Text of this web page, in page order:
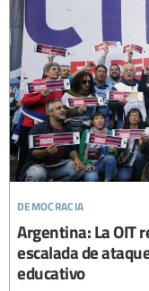
democracia
Argentina: La OIT
escalada de
educativo